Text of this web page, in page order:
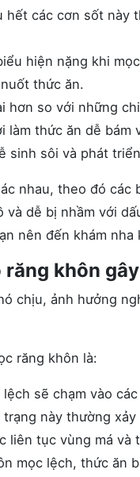
các cơn sốt này
hiện nặng khi
thức ăn.
hơn so với những
thức ăn dễ bám
sinh sôi và phát
nhau, theo đó
dễ bị nhầm với
nên đến khám
khôn
chịu, ảnh hưởng
răng khôn là:
sẽ chạm vào
này thường
liên tục vùng má và
mọc lệch, thức ăn